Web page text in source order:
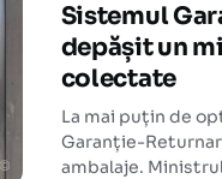
Sistemul
depășit un
colectate
La mai puțin de
Garanție-
ambalaje.